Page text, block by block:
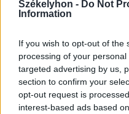
Székelyhon - Do Not
Information
If you wish to opt-out of the
processing of your
targeted advertising by us,
section to confirm your
opt-out request is
interest-based ads based
megsérültek